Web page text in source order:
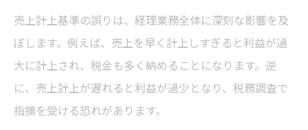
売上計上基準の誤りは、経理業務全体に深刻な影響を及
ぼします。例えば、売上を早く計上しすぎると利益が過
大に計上され、税金も多く納めることになります。逆
に、売上計上が遅れると利益が過少となり、税務調査で
指摘を受ける恐れがあります。